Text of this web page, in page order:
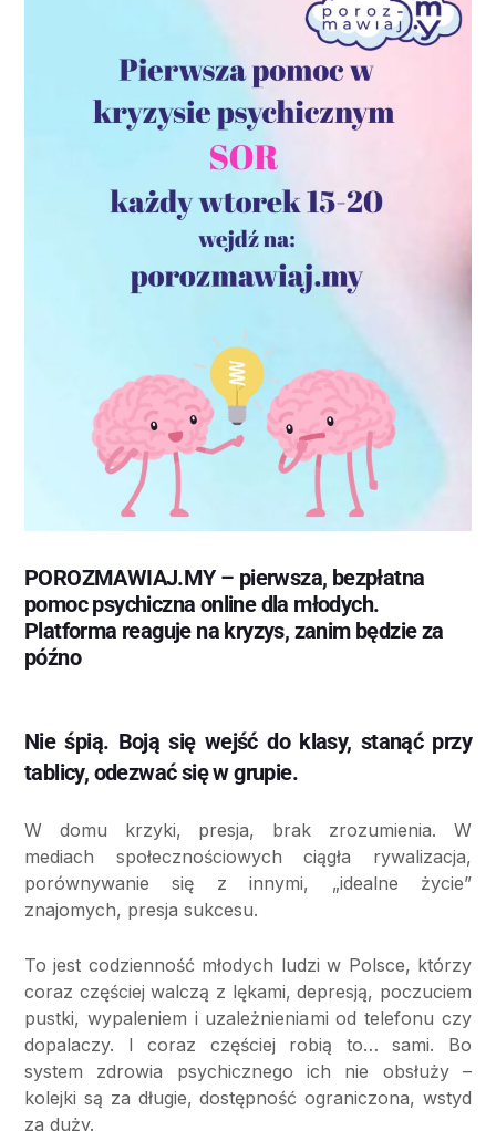
POROZMAWIAJ.MY – pierwsza, bezpłatna
pomoc psychiczna online dla młodych.
Platforma reaguje na kryzys, zanim będzie za
późno
Nie śpią. Boją się wejść do klasy, stanąć przy
tablicy, odezwać się w grupie.
W domu krzyki, presja, brak zrozumienia. W
mediach społecznościowych ciągła rywalizacja,
porównywanie się z innymi, „idealne życie”
znajomych, presja sukcesu.
To jest codzienność młodych ludzi w Polsce, którzy
coraz częściej walczą z lękami, depresją, poczuciem
pustki, wypaleniem i uzależnieniami od telefonu czy
dopalaczy. I coraz częściej robią to… sami. Bo
system zdrowia psychicznego ich nie obsłuży –
kolejki są za długie, dostępność ograniczona, wstyd
za duży.